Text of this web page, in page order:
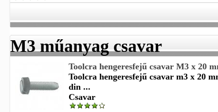
M3 műanyag csavar
Toolcra hengeresfejű csavar M3 x 20
Toolcra hengeresfejű csavar m3 x 20
din ...
Csavar